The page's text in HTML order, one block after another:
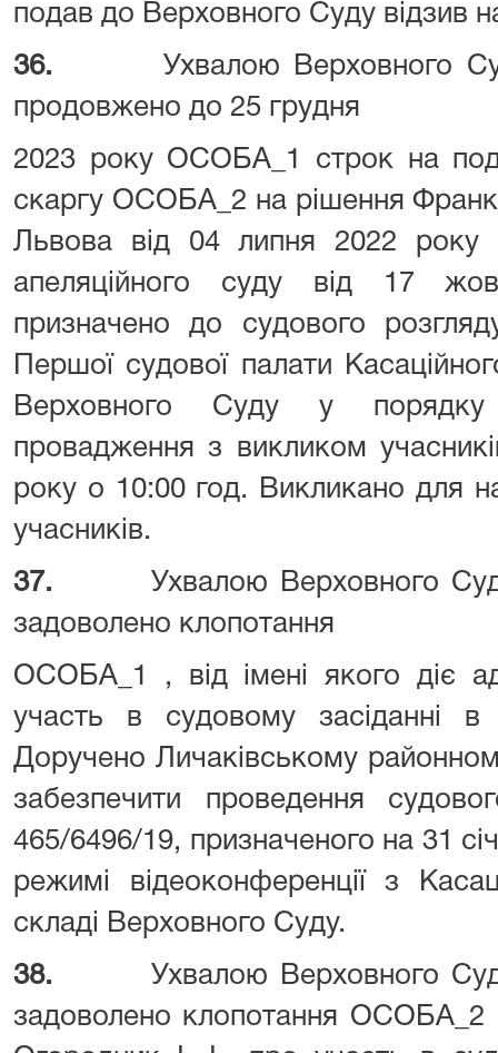
подав до Верховного Суду відзив
36. Ухвалою Верховного
продовжено до 25 грудня
2023 року ОСОБА_1 строк на
скаргу ОСОБА_2 на рішення
Львова від 04 липня 2022 року
апеляційного суду від 17
призначено до судового
Першої судової палати
Верховного Суду у порядку
провадження з викликом
року о 10:00 год. Викликано для
учасників.
37. Ухвалою Верховного
задоволено клопотання
ОСОБА_1 , від імені якого діє
участь в судовому засіданні в
Доручено Личаківському
забезпечити проведення
465/6496/19, призначеного на 31
режимі відеоконференції з
складі Верховного Суду.
38. Ухвалою Верховного
задоволено клопотання ОСОБА_2 ,